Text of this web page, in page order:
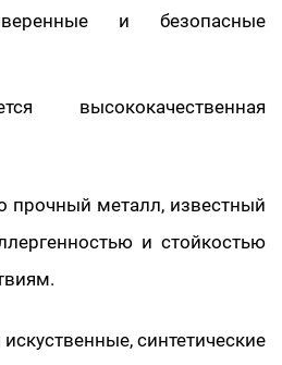
и безопасные
высококачественная
прочный металл, известный
и стойкостью
синтетические